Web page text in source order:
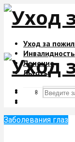
Уход за
Инвалидность
Лечение
Льготы
Заболевания глаз